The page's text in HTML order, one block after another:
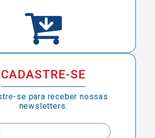
CADASTRE-SE
se para receber nossas
newsletters.